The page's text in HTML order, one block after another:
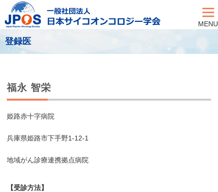
MENU
登録医
福永 智栄
姫路赤十字病院
兵庫県姫路市下手野1-12-1
地域がん診療連携拠点病院
【受診方法】